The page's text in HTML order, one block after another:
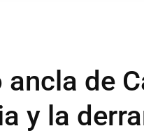
de
y la